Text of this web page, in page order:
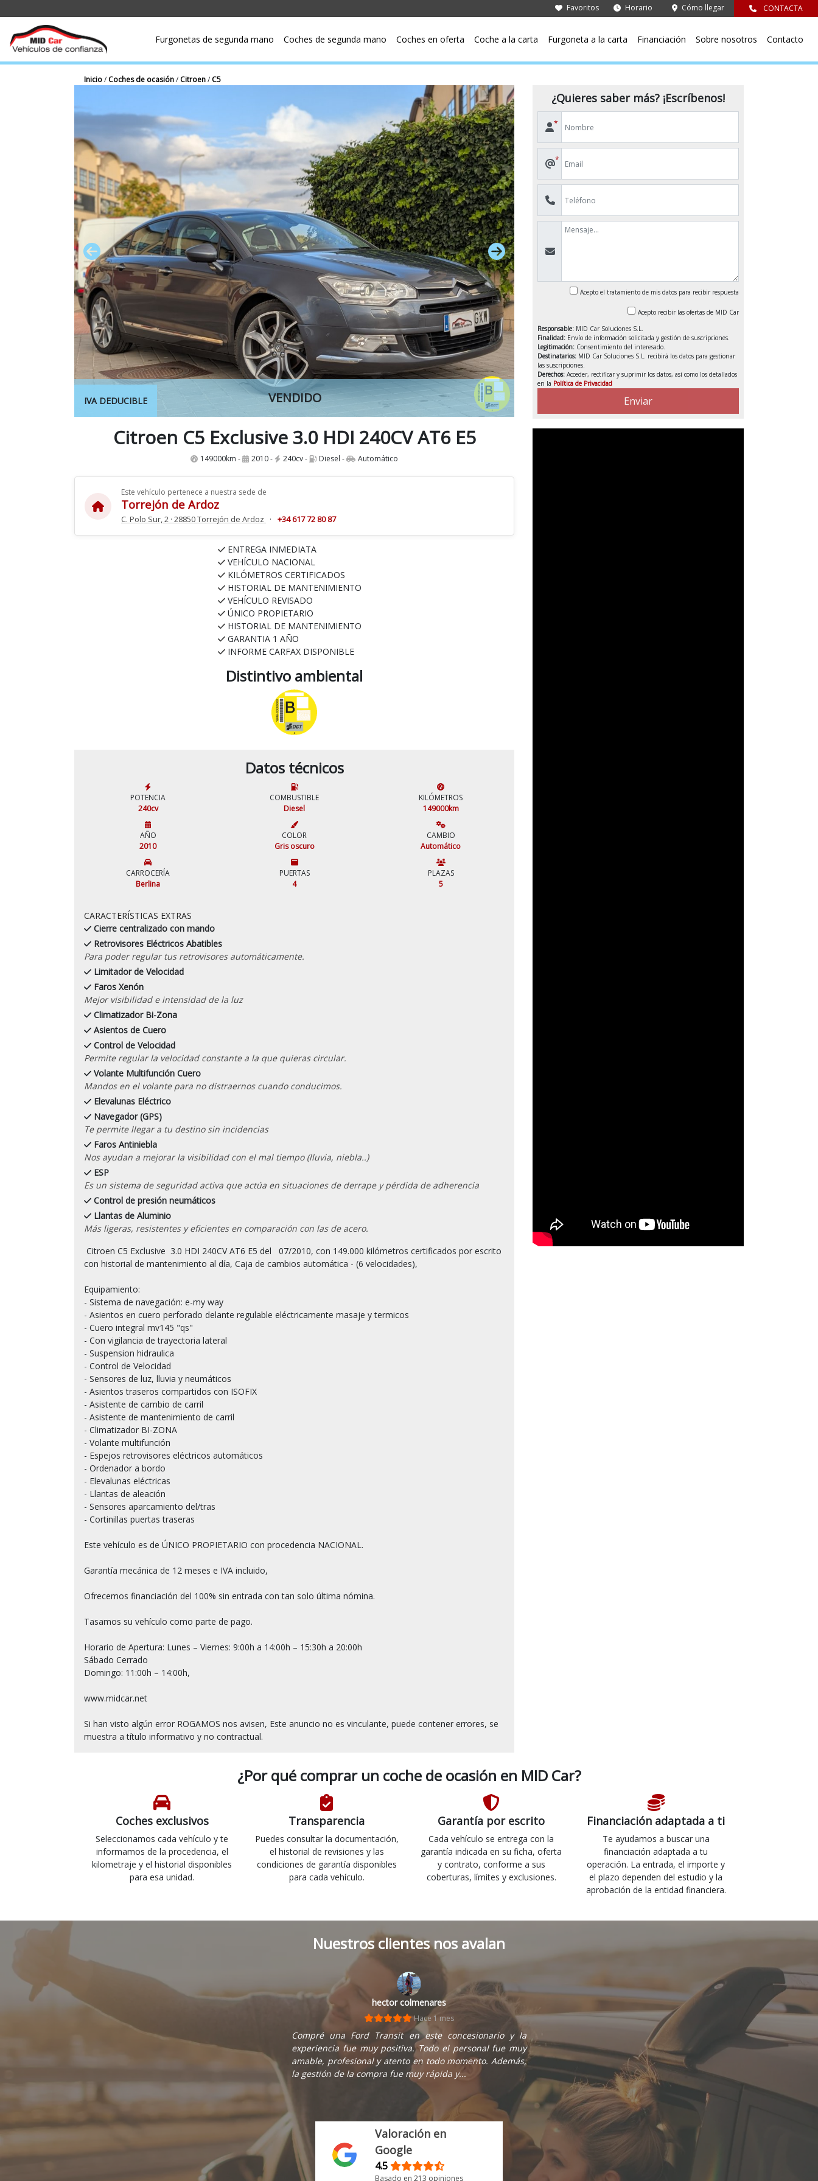
Favoritos Horario Cómo llegar CONTACTA
Furgonetas de segunda mano Coches de segunda mano Coches en oferta Coche a la carta Furgoneta a la carta Financiación Sobre nosotros Contacto
Inicio/ Coches de ocasión/ Citroen/ C5
VENDIDO
IVA DEDUCIBLE
Citroen C5 Exclusive 3.0 HDI 240CV AT6 E5
149000km - 2010 - 240cv - Diesel - Automático
Este vehículo pertenece a nuestra sede de
Torrejón de Ardoz
C. Polo Sur, 2 · 28850 Torrejón de Ardoz · +34 617 72 80 87
ENTREGA INMEDIATA
VEHÍCULO NACIONAL
KILÓMETROS CERTIFICADOS
HISTORIAL DE MANTENIMIENTO
VEHÍCULO REVISADO
ÚNICO PROPIETARIO
HISTORIAL DE MANTENIMIENTO
GARANTIA 1 AÑO
INFORME CARFAX DISPONIBLE
Distintivo ambiental
Datos técnicos
POTENCIA
240cv
COMBUSTIBLE
Diesel
KILÓMETROS
149000km
AÑO
2010
COLOR
Gris oscuro
CAMBIO
Automático
CARROCERÍA
Berlina
PUERTAS
4
PLAZAS
5
CARACTERÍSTICAS EXTRAS
Cierre centralizado con mando
Retrovisores Eléctricos Abatibles
Para poder regular tus retrovisores automáticamente.
Limitador de Velocidad
Faros Xenón
Mejor visibilidad e intensidad de la luz
Climatizador Bi-Zona
Asientos de Cuero
Control de Velocidad
Permite regular la velocidad constante a la que quieras circular.
Volante Multifunción Cuero
Mandos en el volante para no distraernos cuando conducimos.
Elevalunas Eléctrico
Navegador (GPS)
Te permite llegar a tu destino sin incidencias
Faros Antiniebla
Nos ayudan a mejorar la visibilidad con el mal tiempo (lluvia, niebla..)
ESP
Es un sistema de seguridad activa que actúa en situaciones de derrape y pérdida de adherencia
Control de presión neumáticos
Llantas de Aluminio
Más ligeras, resistentes y eficientes en comparación con las de acero.
con historial de mantenimiento al día, Caja de cambios automática - (6 velocidades),
Equipamiento:
- Sistema de navegación: e-my way
- Asientos en cuero perforado delante regulable eléctricamente masaje y termicos
- Cuero integral mv145 "qs"
- Con vigilancia de trayectoria lateral
- Suspension hidraulica
- Control de Velocidad
- Sensores de luz, lluvia y neumáticos
- Asientos traseros compartidos con ISOFIX
- Asistente de cambio de carril
- Asistente de mantenimiento de carril
- Climatizador BI-ZONA
- Volante multifunción
- Espejos retrovisores eléctricos automáticos
- Ordenador a bordo
- Elevalunas eléctricas
- Llantas de aleación
- Sensores aparcamiento del/tras
- Cortinillas puertas traseras
Este vehículo es de ÚNICO PROPIETARIO con procedencia NACIONAL.
Garantía mecánica de 12 meses e IVA incluido,
Ofrecemos financiación del 100% sin entrada con tan solo última nómina.
Tasamos su vehículo como parte de pago.
Horario de Apertura: Lunes – Viernes: 9:00h a 14:00h – 15:30h a 20:00h
Sábado Cerrado
Domingo: 11:00h – 14:00h,
www.midcar.net
Si han visto algún error ROGAMOS nos avisen, Este anuncio no es vinculante, puede contener errores, se
¿Quieres saber más? ¡Escríbenos!
*
*
Acepto el tratamiento de mis datos para recibir respuesta
Acepto recibir las ofertas de MID Car
Responsable: MID Car Soluciones S.L.
Finalidad: Envío de información solicitada y gestión de suscripciones.
Legitimación: Consentimiento del interesado.
Destinatarios: MID Car Soluciones S.L. recibirá los datos para gestionar
las suscripciones.
Derechos:Acceder, rectificar y suprimir los datos, así como los detallados
en la Política de Privacidad
Enviar
¿Por qué comprar un coche de ocasión en MID Car?
Coches exclusivos
Seleccionamos cada vehículo y te
informamos de la procedencia, el
kilometraje y el historial disponibles
para esa unidad.
Transparencia
Puedes consultar la documentación,
el historial de revisiones y las
condiciones de garantía disponibles
para cada vehículo.
Garantía por escrito
Cada vehículo se entrega con la
garantía indicada en su ficha, oferta
y contrato, conforme a sus
coberturas, límites y exclusiones.
Financiación adaptada a ti
Te ayudamos a buscar una
financiación adaptada a tu
operación. La entrada, el importe y
el plazo dependen del estudio y la
aprobación de la entidad financiera.
Nuestros clientes nos avalan
hector colmenares
Hace 1 mes
Compré una Ford Transit en este concesionario y la
experiencia fue muy positiva. Todo el personal fue muy
amable, profesional y atento en todo momento. Además,
la gestión de la compra fue muy rápida y...
Valoración en
Google
4.5
Basado en 213 opiniones